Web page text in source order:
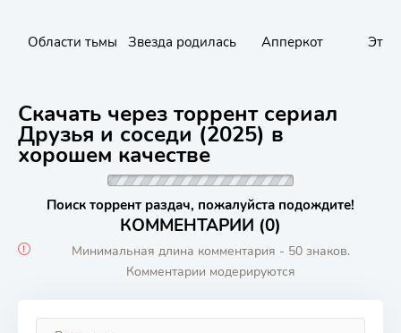
Области тьмы Звезда родилась Апперкот Эта
Скачать через торрент сериал
Друзья и соседи (2025) в
хорошем качестве
Поиск торрент раздач, пожалуйста подождите!
КОММЕНТАРИИ (0)
Минимальная длина комментария - 50 знаков.
Комментарии модерируются